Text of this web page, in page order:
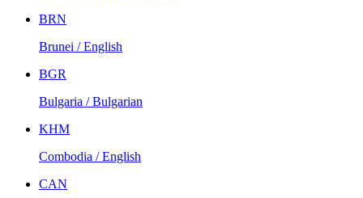
BRN
Brunei / English
BGR
Bulgaria / Bulgarian
KHM
Combodia / English
CAN